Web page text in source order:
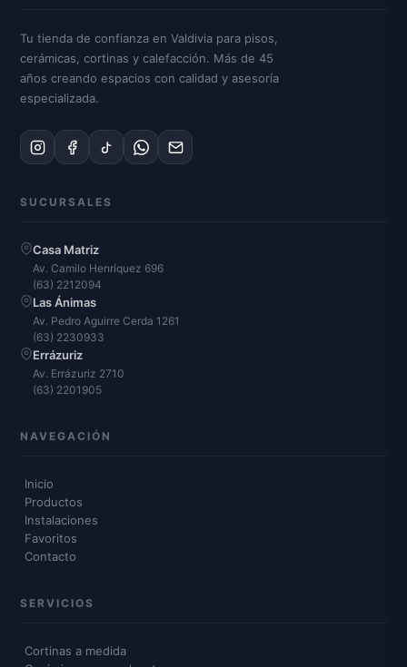
Tu tienda de confianza en Valdivia para pisos,
cerámicas, cortinas y calefacción. Más de 45
años creando espacios con calidad y asesoría
especializada.
SUCURSALES
Casa Matriz
Av. Camilo Henríquez 696
(63) 2212094
Las Ánimas
Av. Pedro Aguirre Cerda 1261
(63) 2230933
Errázuriz
Av. Errázuriz 2710
(63) 2201905
NAVEGACIÓN
Inicio
Productos
Instalaciones
Favoritos
Contacto
SERVICIOS
Cortinas a medida